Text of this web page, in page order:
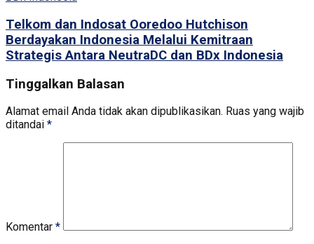
Telkom dan Indosat Ooredoo Hutchison
Berdayakan Indonesia Melalui Kemitraan
Strategis Antara NeutraDC dan BDx Indonesia
Tinggalkan Balasan
Alamat email Anda tidak akan dipublikasikan. Ruas yang wajib
ditandai *
Komentar *